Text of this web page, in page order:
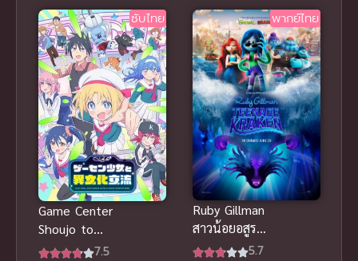
ซับไทย
Game Center
Shoujo to
Ibunka
7.5
พากย์ไทย
Ruby Gillman
สาวน้อยอสูร
ทะเล พากย์5.7